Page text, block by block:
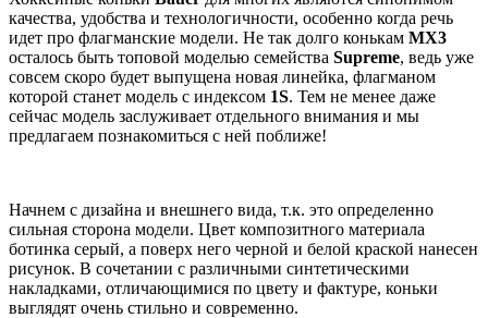
качества, удобства и технологичности, особенно когда речь
идет про флагманские модели. Не так долго конькам МХ3
осталось быть топовой моделью семейства Supreme, ведь уже
совсем скоро будет выпущена новая линейка, флагманом
которой станет модель с индексом 1S. Тем не менее даже
сейчас модель заслуживает отдельного внимания и мы
предлагаем познакомиться с ней поближе!
Начнем с дизайна и внешнего вида, т.к. это определенно
сильная сторона модели. Цвет композитного материала
ботинка серый, а поверх него черной и белой краской нанесен
рисунок. В сочетании с различными синтетическими
накладками, отличающимися по цвету и фактуре, коньки
выглядят очень стильно и современно.